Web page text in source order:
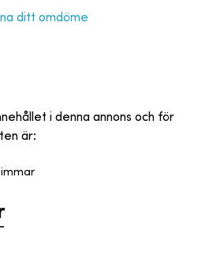
ditt omdöme
i denna annons och för
är: